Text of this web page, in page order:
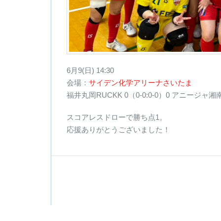
6月9(日) 14:30
会場： サイデン化学アリーナさいたま
福井丸岡RUCKK 0（0-0:0-0）0 アニージャ湘
スコアレスドローで勝ち点1。
応援ありがとうございました！